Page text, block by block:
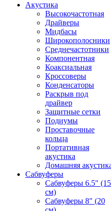
Акустика
Высокочастотная
Драйверы
Мидбасы
Широкополосники
Среднечастотники
Компонентная
Коаксиальная
Кроссоверы
Конденсаторы
Раскрыв под
драйвер
Защитные сетки
Подиумы
Проставочные
кольца
Портативная
акустика
Домашняя
Сабвуферы
Сабвуферы 6.5" (15
см)
Сабвуферы 8" (20